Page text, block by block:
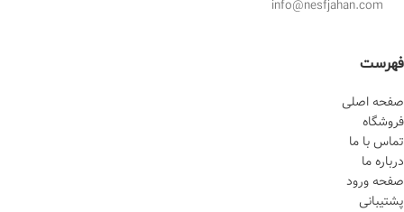
فهرست
صفحه اصلی
فروشگاه
تماس با ما
درباره ما
صفحه ورود
پشتیبانی